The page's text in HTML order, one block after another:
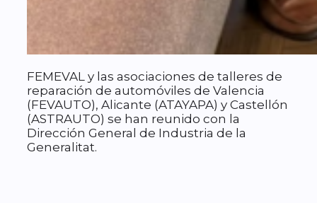
FEMEVAL y las asociaciones de talleres de
reparación de automóviles de Valencia
(FEVAUTO), Alicante (ATAYAPA) y Castellón
(ASTRAUTO) se han reunido con la
Dirección General de Industria de la
Generalitat.